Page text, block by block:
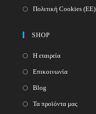
Πολιτική Cookies (ΕΕ)
SHOP
Η εταιρεία
Επικοινωνία
Blog
Τα προϊόντα μας